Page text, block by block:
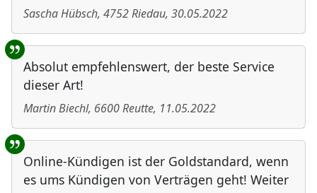
Sascha Hübsch, 4752Riedau, 30.05.2022
Absolut empfehlenswert, der beste Service
dieser Art!
Martin Biechl, 6600Reutte, 11.05.2022
Online-Kündigen ist der Goldstandard, wenn
es ums Kündigen von Verträgen geht! Weiter